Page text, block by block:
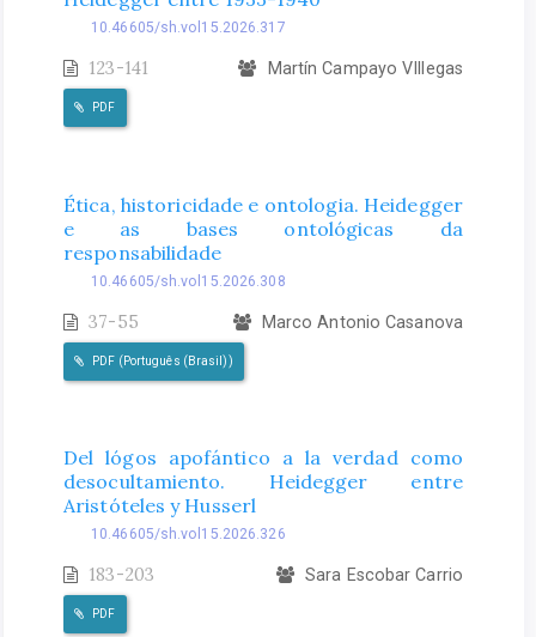
10.46605/sh.vol15.2026.317
123-141 Martín Campayo VIllegas
PDF
Ética, historicidade e ontologia. Heidegger
e as bases ontológicas da
responsabilidade
10.46605/sh.vol15.2026.308
37-55 Marco Antonio Casanova
PDF (Português (Brasil))
Del lógos apofántico a la verdad como
desocultamiento. Heidegger entre
Aristóteles y Husserl
10.46605/sh.vol15.2026.326
183-203 Sara Escobar Carrio
PDF